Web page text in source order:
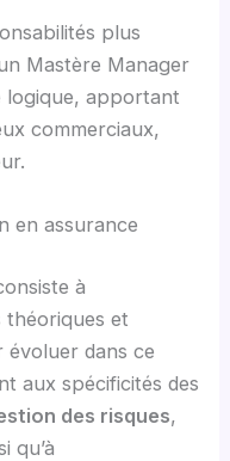
plus
Mastère Manager
logique, apportant
commerciaux,
en assurance
à
théoriques et
évoluer dans ce
aux spécificités des
des risques,
qu’à